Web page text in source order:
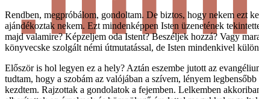
Rendben, megpróbálom, gondoltam. De biztos, hogy nekem ezt
ajándékoztak nekem. Ezt mindenképpen Isten üzenetének
majd valamire? Képzeljem oda Istent? Beszéljek hozzá? Vagy
könyvecske szolgált némi útmutatással, de Isten mindenkivel
Először is hol legyen ez a hely? Aztán eszembe jutott az
tudtam, hogy a szobám az valójában a szívem, lényem
kezdtem. Rajzottak a gondolatok a fejemben. Lelkemben